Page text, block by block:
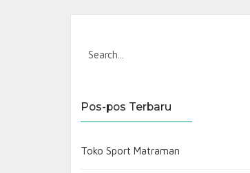
Pos-pos Terbaru
Toko Sport Matraman